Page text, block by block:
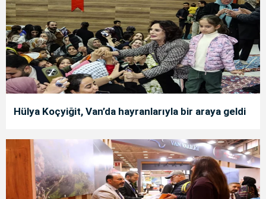
Hülya Koçyiğit, Van’da hayranlarıyla bir araya geldi